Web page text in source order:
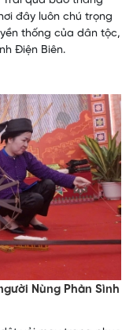
đây luôn chú trọng
thống của dân tộc,
Điện Biên.
Nùng Phàn Sình